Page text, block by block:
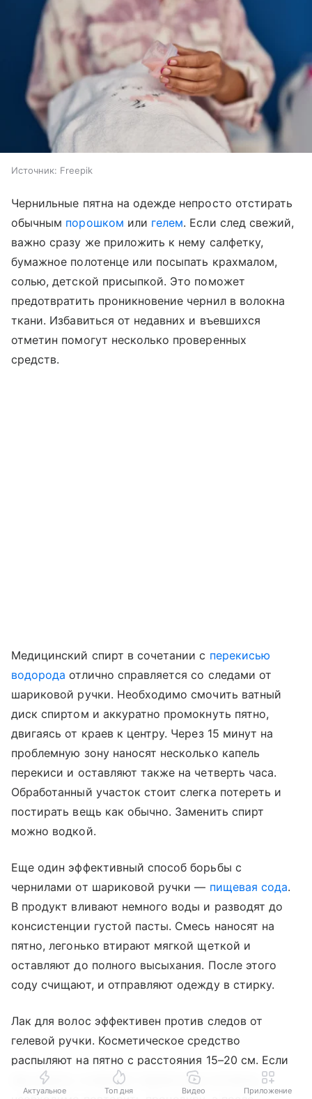
Источник: Freepik
Чернильные пятна на одежде непросто отстирать
обычным порошком или гелем. Если след свежий,
важно сразу же приложить к нему салфетку,
бумажное полотенце или посыпать крахмалом,
солью, детской присыпкой. Это поможет
предотвратить проникновение чернил в волокна
ткани. Избавиться от недавних и въевшихся
отметин помогут несколько проверенных
средств.
Медицинский спирт в сочетании с перекисью
водорода отлично справляется со следами от
шариковой ручки. Необходимо смочить ватный
диск спиртом и аккуратно промокнуть пятно,
двигаясь от краев к центру. Через 15 минут на
проблемную зону наносят несколько капель
перекиси и оставляют также на четверть часа.
Обработанный участок стоит слегка потереть и
постирать вещь как обычно. Заменить спирт
можно водкой.
Еще один эффективный способ борьбы с
чернилами от шариковой ручки — пищевая сода.
В продукт вливают немного воды и разводят до
консистенции густой пасты. Смесь наносят на
пятно, легонько втирают мягкой щеткой и
оставляют до полного высыхания. После этого
соду счищают, и отправляют одежду в стирку.
Лак для волос эффективен против следов от
гелевой ручки. Косметическое средство
распыляют на пятно с расстояния 15–20 см. Если
лак подсох, а немного чернил еще осталось,
Актуальное Топ дня Видео Приложение